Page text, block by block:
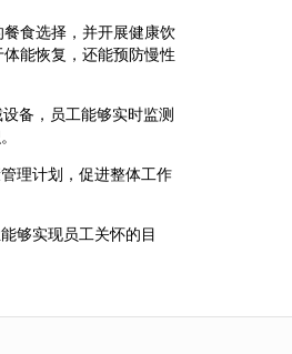
食选择，并开展健康饮
能恢复，还能预防慢性
备，员工能够实时监测
理计划，促进整体工作
够实现员工关怀的目